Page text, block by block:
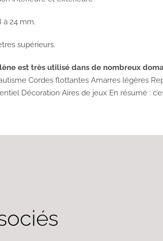
à 24 mm.
supérieurs.
est très utilisé dans de nombreux
Cordes flottantes Amarres légères
Décoration Aires de jeux En résumé :